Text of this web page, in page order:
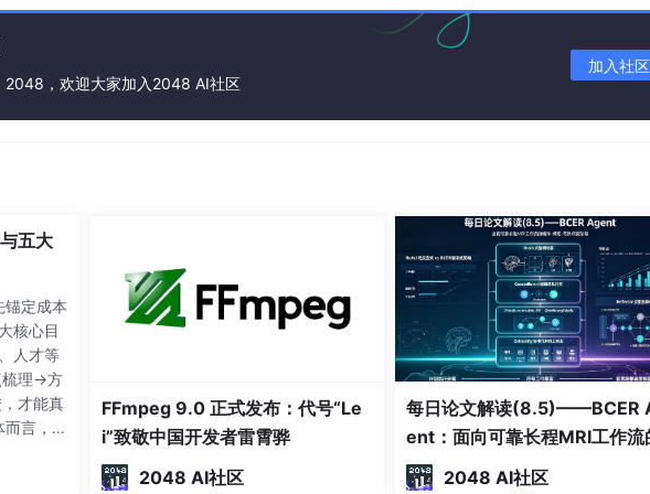
2048，欢迎大家加入2048 AI社区
加入社区
五大
锚定成本
核心目
人才等
梳理→方
才能真
言，企
求，结
键障
FFmpeg 9.0 正式发布：代号“Le
i”致敬中国开发者雷霄骅
2048 AI社区
每日论文解读(8.5)——BCER
ent：面向可靠长程MRI工作流
编译-绑定-有界恢复架构
2048 AI社区